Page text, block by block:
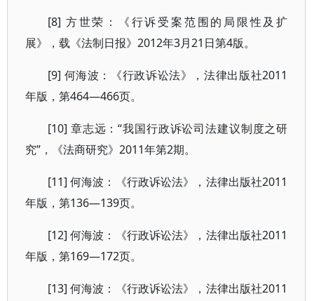
[8] 方世荣：《行诉受案范围的局限性及扩
展》，载《法制日报》2012年3月21日第4版。
[9] 何海波：《行政诉讼法》，法律出版社2011
年版，第464—466页。
[10] 章志远：“我国行政诉讼司法建议制度之研
究”，《法商研究》2011年第2期。
[11] 何海波：《行政诉讼法》，法律出版社2011
年版，第136—139页。
[12] 何海波：《行政诉讼法》，法律出版社2011
年版，第169—172页。
[13] 何海波：《行政诉讼法》，法律出版社2011